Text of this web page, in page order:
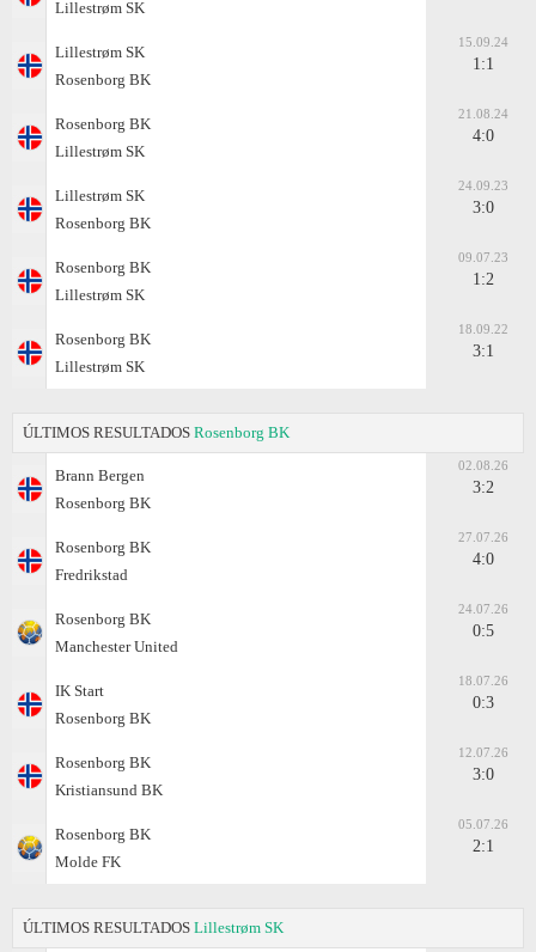
Lillestrøm SK
Lillestrøm SK
Rosenborg BK
15.09.24
1:1
Rosenborg BK
Lillestrøm SK
21.08.24
4:0
Lillestrøm SK
Rosenborg BK
24.09.23
3:0
Rosenborg BK
Lillestrøm SK
09.07.23
1:2
Rosenborg BK
Lillestrøm SK
18.09.22
3:1
ÚLTIMOS RESULTADOS Rosenborg BK
Brann Bergen
Rosenborg BK
02.08.26
3:2
Rosenborg BK
Fredrikstad
27.07.26
4:0
Rosenborg BK
Manchester United
24.07.26
0:5
IK Start
Rosenborg BK
18.07.26
0:3
Rosenborg BK
Kristiansund BK
12.07.26
3:0
Rosenborg BK
Molde FK
05.07.26
2:1
ÚLTIMOS RESULTADOS Lillestrøm SK